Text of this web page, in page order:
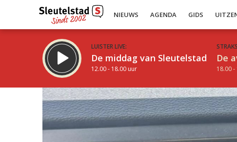
NIEUWS AGENDA GIDS
LUISTER LIVE:
De middag van Sleutelstad
12.00 - 18.00 uur
De
18.00